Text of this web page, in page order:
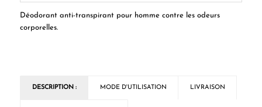
Déodorant anti-transpirant pour homme contre les odeurs
corporelles.
DESCRIPTION : MODE D'UTILISATION LIVRAISON